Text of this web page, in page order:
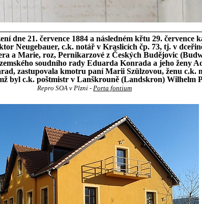
dne 21. července 1884 a následném křtu 29. července
Neugebauer, c.k. notář v Kraslicích čp. 73, tj. v
a Marie, roz, Pernikarzové z Českých Budějovic
soudního rady Eduarda Konrada a jeho ženy
zastupovala kmotru paní Marii Szülzovou, ženu c.k.
byl c.k. poštmistr v Lanškrouně (Landskron) Wilhelm
Repro SOA v Plzni - Porta fontium